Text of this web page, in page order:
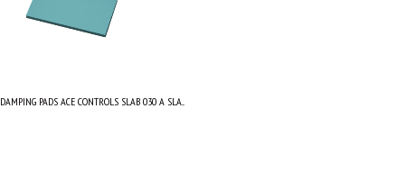
DAMPING PADS ACE CONTROLS SLAB 030 A SLA...